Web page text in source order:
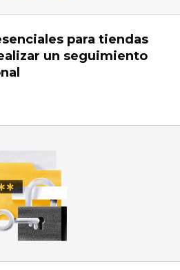
para tiendas
un seguimiento